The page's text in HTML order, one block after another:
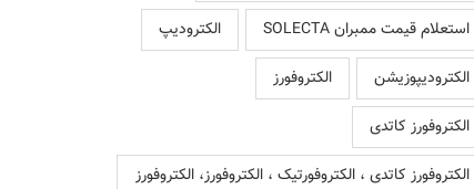
استعلام قیمت ممبران SOLECTA
الکترودیپ
الکترودیپوزیشن
الکتروفورز
الکتروفورز کاتدی
الکتروفورز کاتدی ، الکتروفورتیک ، الکتروفورز، الکتروفورز